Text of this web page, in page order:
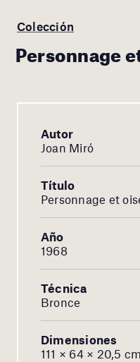
Colección
Personnage
Autor
Joan Miró
Título
Personnage et
Año
1968
Técnica
Bronce
Dimensiones
111 × 64 × 20,5 cm